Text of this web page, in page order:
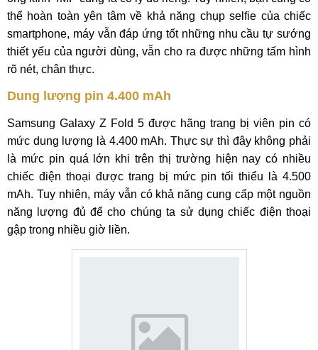
thể hoàn toàn yên tâm về khả năng chụp selfie của chiếc
smartphone, máy vẫn đáp ứng tốt những nhu cầu tự sướng
thiết yếu của người dùng, vẫn cho ra được những tấm hình
rõ nét, chân thực.
Dung lượng pin 4.400 mAh
Samsung Galaxy Z Fold 5 được hãng trang bị viên pin có
mức dung lượng là 4.400 mAh. Thực sự thì đây không phải
là mức pin quá lớn khi trên thị trường hiện nay có nhiều
chiếc điện thoại được trang bị mức pin tối thiểu là 4.500
mAh. Tuy nhiên, máy vẫn có khả năng cung cấp một nguồn
năng lượng đủ để cho chúng ta sử dụng chiếc điện thoại
gập trong nhiều giờ liền.